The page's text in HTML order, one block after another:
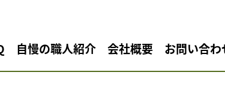
自慢の職人紹介 会社概要 お問い合わ